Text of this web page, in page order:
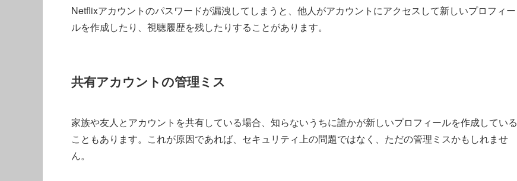
Netflixアカウントのパスワードが漏洩してしまうと、他人がアカウントにアクセスして新しいプロフィー
ルを作成したり、視聴履歴を残したりすることがあります。
共有アカウントの管理ミス
家族や友人とアカウントを共有している場合、知らないうちに誰かが新しいプロフィールを作成している
こともあります。これが原因であれば、セキュリティ上の問題ではなく、ただの管理ミスかもしれませ
ん。